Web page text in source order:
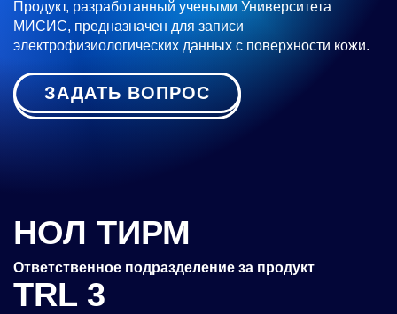
Продукт, разработанный учеными Университета
МИСИС, предназначен для записи
электрофизиологических данных с поверхности кожи.
ЗАДАТЬ ВОПРОС
НОЛ ТИРМ
Ответственное подразделение за продукт
TRL 3